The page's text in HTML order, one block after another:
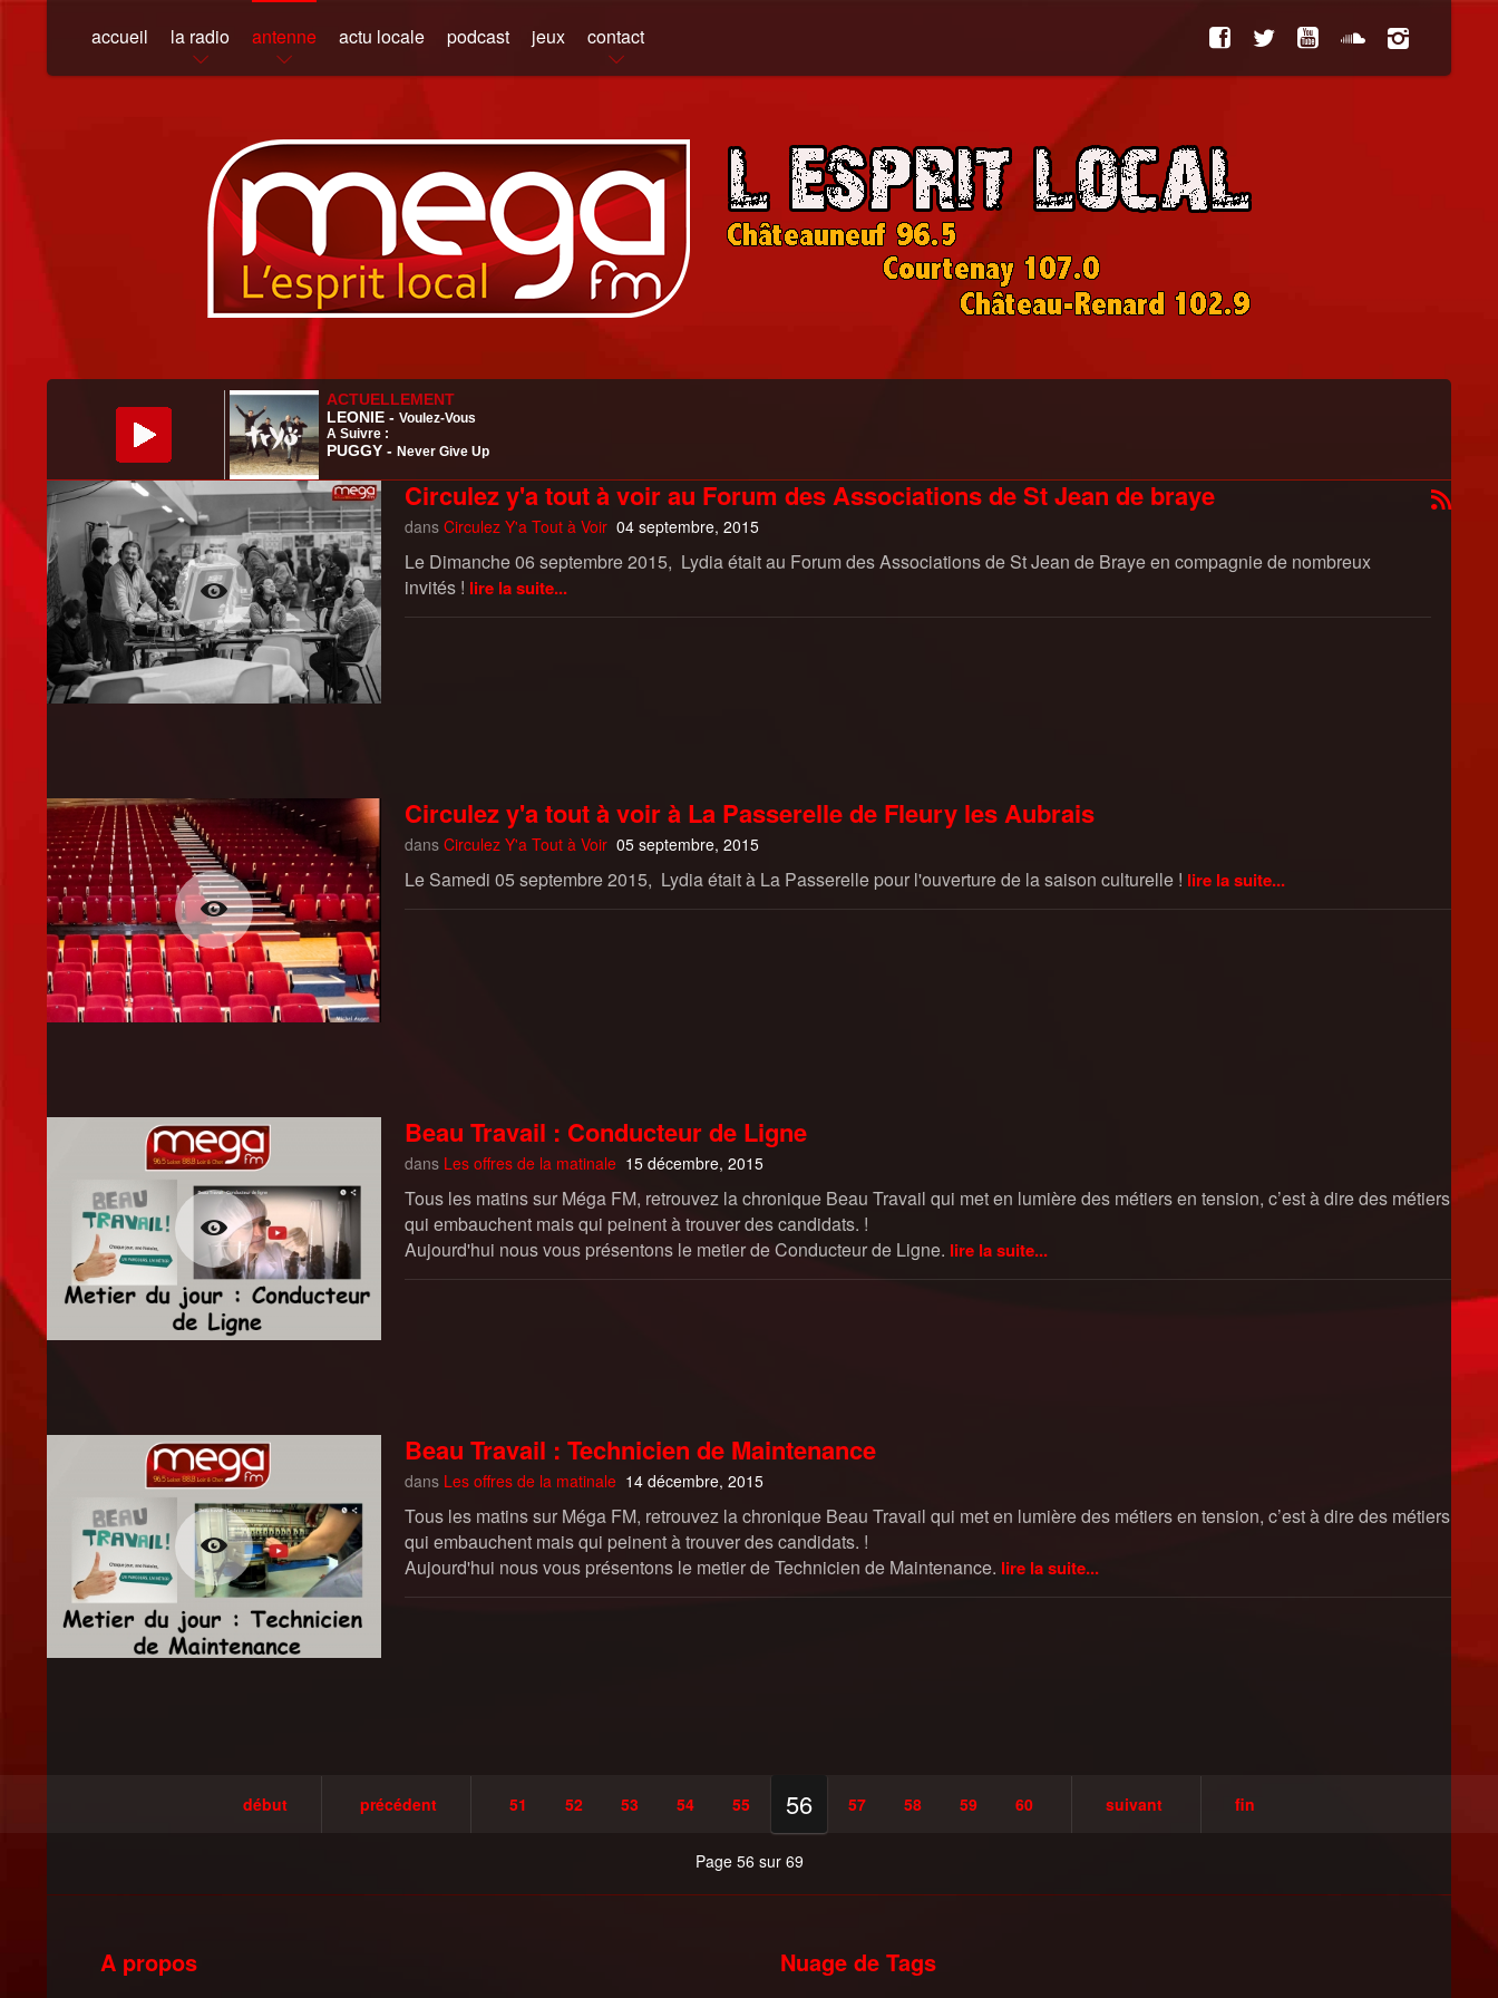
accueil la radio antenne actu locale podcast jeux contact
Circulez y'a tout à voir au Forum des Associations de St Jean de braye
dans Circulez Y'a Tout à Voir 04 septembre, 2015
Le Dimanche 06 septembre 2015, Lydia était au Forum des Associations de St Jean de Braye en compagnie de nombreux
invités ! lire la suite...
Circulez y'a tout à voir à La Passerelle de Fleury les Aubrais
dans Circulez Y'a Tout à Voir 05 septembre, 2015
Le Samedi 05 septembre 2015, Lydia était à La Passerelle pour l'ouverture de la saison culturelle ! lire la suite...
Beau Travail : Conducteur de Ligne
dans Les offres de la matinale 15 décembre, 2015
Tous les matins sur Méga FM, retrouvez la chronique Beau Travail qui met en lumière des métiers en tension, c’est à dire des métiers
qui embauchent mais qui peinent à trouver des candidats. !
Aujourd'hui nous vous présentons le metier de Conducteur de Ligne. lire la suite...
Beau Travail : Technicien de Maintenance
dans Les offres de la matinale 14 décembre, 2015
Tous les matins sur Méga FM, retrouvez la chronique Beau Travail qui met en lumière des métiers en tension, c’est à dire des métiers
qui embauchent mais qui peinent à trouver des candidats. !
Aujourd'hui nous vous présentons le metier de Technicien de Maintenance. lire la suite...
début précédent 51 52 53 54 55 56 57 58 59 60 suivant fin
Page 56 sur 69
A propos Nuage de Tags